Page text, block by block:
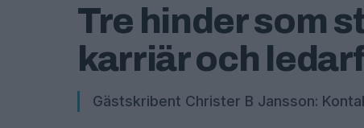
Tre hinder som
karriär och
Gästskribent Christer B Jansson: